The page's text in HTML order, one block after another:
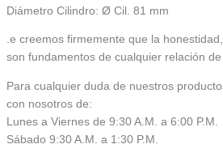
Diámetro Cilindro: Ø Cil. 81 mm
.e creemos firmemente que la
son fundamentos de cualquier relación
Para cualquier duda de nuestros
con nosotros de:
Lunes a Viernes de 9:30 A.M. a 6:00 P.M.
Sábado 9:30 A.M. a 1:30 P.M.